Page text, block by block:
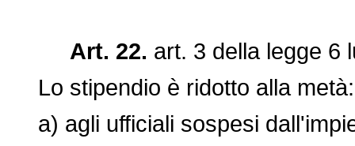
Art. 22. art. 3 della legge 6
Lo stipendio è ridotto alla metà:
a) agli ufficiali sospesi